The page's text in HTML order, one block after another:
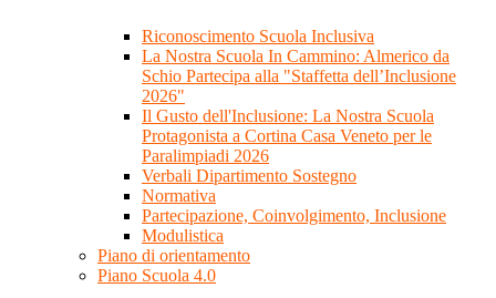
Riconoscimento Scuola Inclusiva
La Nostra Scuola In Cammino: Almerico da
Schio Partecipa alla "Staffetta dell’Inclusione
2026"
Il Gusto dell'Inclusione: La Nostra Scuola
Protagonista a Cortina Casa Veneto per le
Paralimpiadi 2026
Verbali Dipartimento Sostegno
Normativa
Partecipazione, Coinvolgimento, Inclusione
Modulistica
Piano di orientamento
Piano Scuola 4.0